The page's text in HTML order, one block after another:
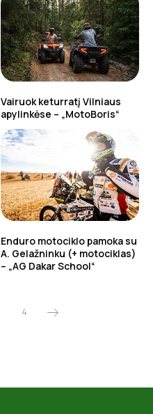
Vairuok keturratį Vilniaus
apylinkėse – „MotoBoris“
Enduro motociklo pamoka su
A. Gelažninku (+ motociklas)
– „AG Dakar School“
4